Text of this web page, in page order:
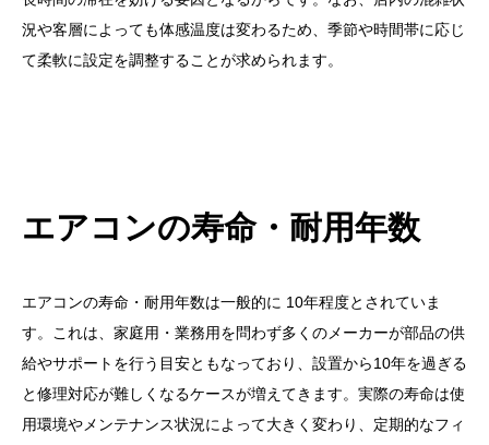
況や客層によっても体感温度は変わるため、季節や時間帯に応じ
て柔軟に設定を調整することが求められます。
エアコンの寿命・耐用年数
エアコンの寿命・耐用年数は一般的に 10年程度とされていま
す。これは、家庭用・業務用を問わず多くのメーカーが部品の供
給やサポートを行う目安ともなっており、設置から10年を過ぎる
と修理対応が難しくなるケースが増えてきます。実際の寿命は使
用環境やメンテナンス状況によって大きく変わり、定期的なフィ